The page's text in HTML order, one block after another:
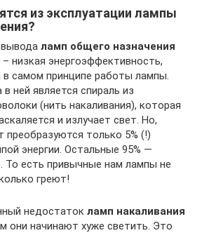
из эксплуатации лампы
ламп общего назначения
низкая энергоэффективность,
в самом принципе работы лампы.
ней является спираль из
(нить накаливания), которая
и излучает свет. Но,
преобразуются только 5% (!)
энергии. Остальные 95% —
То есть привычные нам лампы не
греют!
недостаток ламп накаливания
они начинают хуже светить. Это